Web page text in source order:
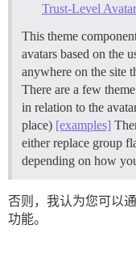
Trust-Level
This theme
avatars based on the
anywhere on the site
There are a few
in relation to the
place) [examples]
either replace group
depending on how
否则，我认为您可以
功能。